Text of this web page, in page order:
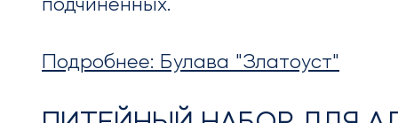
подчиненных.
Подробнее: Булава "Златоуст"